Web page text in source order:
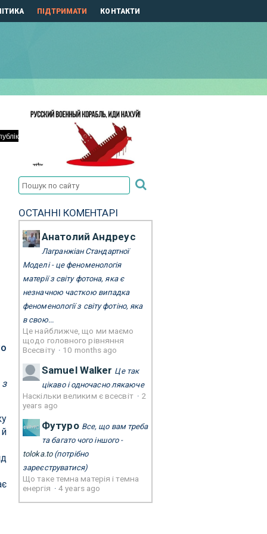
ПІДТРИМАТИ КОНТАКТИ
ОСТАННІ КОМЕНТАРІ
Анатолий Андреус
Лагранжіан Стандартної
Моделі - це феноменологія
матерії з світу фотона, яка є
незначною часткою випадка
феноменології з світу фотіно, яка
в свою...
Це найближче, що ми маємо
щодо головного рівняння
Всесвіту · 10 months ago
Samuel Walker Це так
цікаво і одночасно лякаюче
Наскільки великим є всесвіт · 2
years ago
Футуро Все, що вам треба
та багато чого іншого -
toloka.to(потрібно
зареєструватися)
Що таке темна матерія і темна
енергія ·4 years ago